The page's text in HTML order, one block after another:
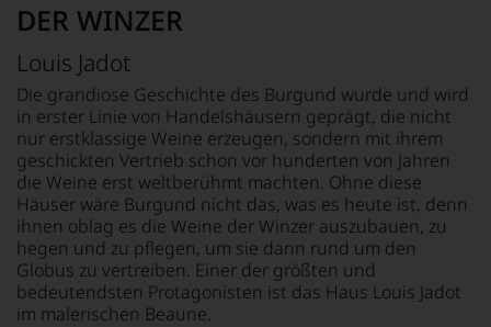
Weinjournalisten
Fachpublikationen
unseren
Aussendungen
oder
in
unserem
Webshop,
um
zu
unterstreichen,
auf
welch
100% Chardonnay
TRINKTEMPERATUR
10 °C
DER WINZER
Louis Jadot
Die grandiose Geschichte des Burgund wurde und wird
in erster Linie von Handelshäusern geprägt, die nicht
nur erstklassige Weine erzeugen, sondern mit ihrem
geschickten Vertrieb schon vor hunderten von Jahren
die Weine erst weltberühmt machten. Ohne diese
Häuser wäre Burgund nicht das, was es heute ist, denn
ihnen oblag es die Weine der Winzer auszubauen, zu
hegen und zu pflegen, um sie dann rund um den
Globus zu vertreiben. Einer der größten und
bedeutendsten Protagonisten ist das Haus Louis Jadot
im malerischen Beaune.